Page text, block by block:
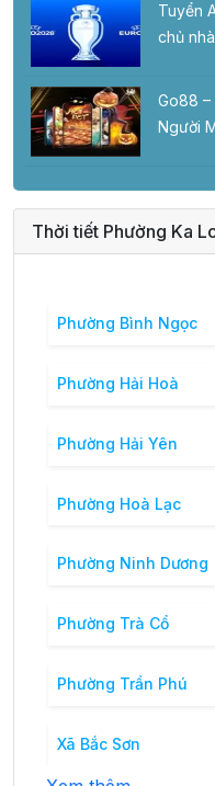
Tuyển
chủ
Go88 –
Người
Thời tiết Phường Ka
Phường Bình Ngọc
Phường Hải Hoà
Phường Hải Yên
Phường Hoà Lạc
Phường Ninh Dương
Phường Trà Cổ
Phường Trần Phú
Xã Bắc Sơn